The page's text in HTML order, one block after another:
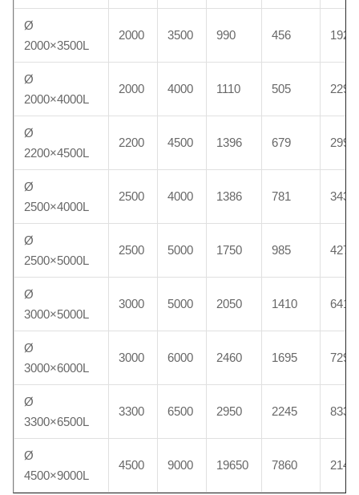
Ø
2000×3500L
2000 3500 990 456 1923
Ø
2000×4000L
2000 4000 1110 505 2298
Ø
2200×4500L
2200 4500 1396 679 2992
Ø
2500×4000L
2500 4000 1386 781 3434
Ø
2500×5000L
2500 5000 1750 985 4272
Ø
3000×5000L
3000 5000 2050 1410 6411
Ø
3000×6000L
3000 6000 2460 1695 7293
Ø
3300×6500L
3300 6500 2950 2245 8335
Ø
4500×9000L
4500 9000 19650 7860